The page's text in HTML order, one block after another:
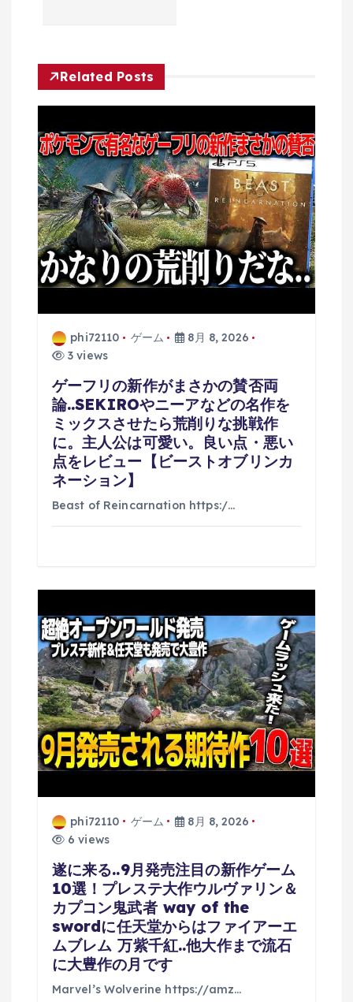
ンRelated Posts
phi72110 ゲーム
8月 8, 2026
3 views
ゲーフリの新作がまさかの賛否両
論..SEKIROやニーアなどの名作を
ミックスさせたら荒削りな挑戦作
に。主人公は可愛い。良い点・悪い
点をレビュー【ビーストオブリンカ
ネーション】
Beast of Reincarnation https:/…
phi72110 ゲーム
8月 8, 2026
6 views
遂に来る..9月発売注目の新作ゲーム
10選！プレステ大作ウルヴァリン＆
カプコン鬼武者 way of the
swordに任天堂からはファイアーエ
ムブレム 万紫千紅..他大作まで流石
に大豊作の月です
Marvel’s Wolverine https://amz…